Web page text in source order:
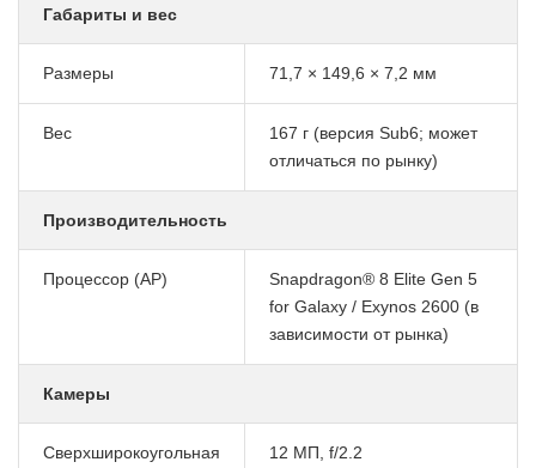
Габариты и вес
Размеры 71,7 × 149,6 × 7,2 мм
Вес 167 г (версия Sub6; может
отличаться по рынку)
Производительность
Процессор (AP)
Snapdragon® 8 Elite Gen 5
for Galaxy / Exynos 2600 (в
зависимости от рынка)
Камеры
Сверхширокоугольная 12 МП, f/2.2